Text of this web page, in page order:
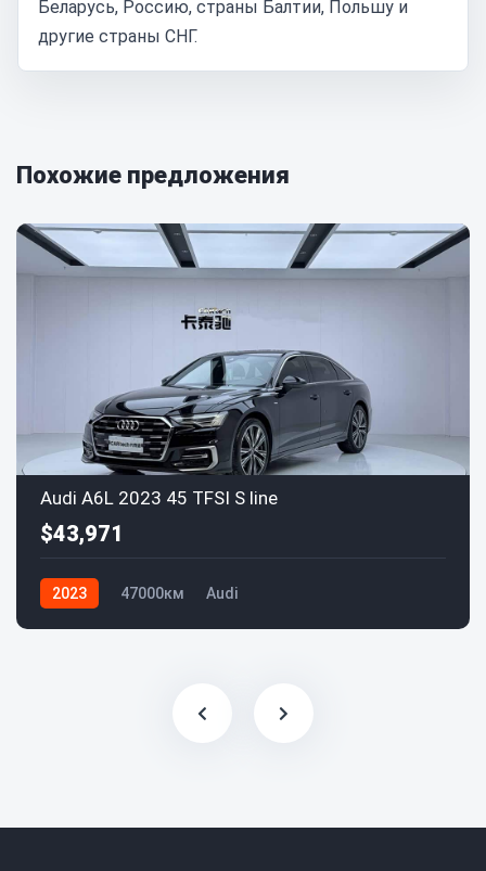
Беларусь, Россию, страны Балтии, Польшу и
другие страны СНГ.
Похожие предложения
Audi A6L 2023 45 TFSI S line
$43,971
2023 47000км Audi